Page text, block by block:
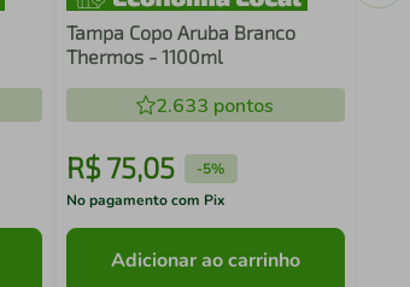
Tampa Copo Aruba Branco
Thermos - 1100ml
2.633 pontos
R$ 75,05 -5%
No pagamento com Pix
Adicionar ao carrinho